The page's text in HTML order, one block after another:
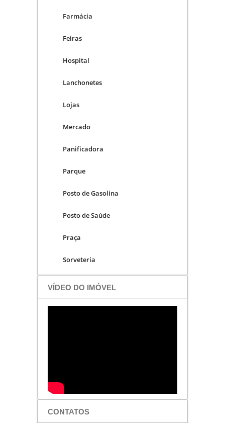
Farmácia
Feiras
Hospital
Lanchonetes
Lojas
Mercado
Panificadora
Parque
Posto de Gasolina
Posto de Saúde
Praça
Sorveteria
VÍDEO DO IMÓVEL
CONTATOS